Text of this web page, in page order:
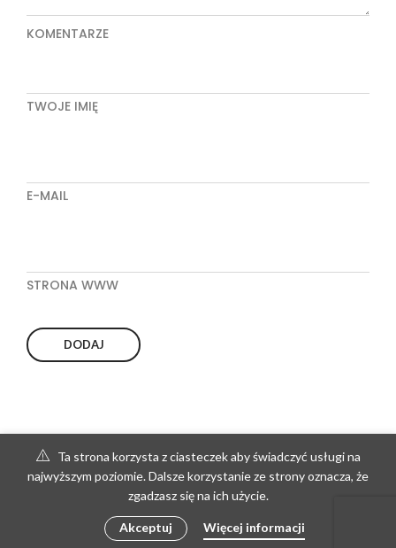
KOMENTARZE
TWOJE IMIĘ
E-MAIL
STRONA WWW
Ta strona korzysta z ciasteczek aby świadczyć usługi na
najwyższym poziomie. Dalsze korzystanie ze strony oznacza, że
zgadzasz się na ich użycie.
Akceptuj Więcej informacji